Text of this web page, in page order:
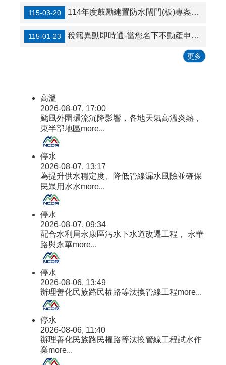
115-03-20 114年度鼓勵建置防水閘門(板)專案補助計畫公告
115-01-23 稅籍異動即時通-當您名下不動產申報土地增值稅或契稅時，第一時間通知，讓您掌握不動產移轉資訊！
更多
高溫
2026-08-07, 17:00
颱風外圍環流沉降影響，各地天氣高溫炎熱，
東半部地區more...
停水
2026-08-07, 13:17
為提升供水穩定度、降低管線漏水風險並確保
民眾用水水more...
停水
2026-08-07, 09:34
配合水利局永康區污水下水道改遷工程， 永華
路與永華more...
停水
2026-08-06, 13:49
辦理善化民族路民權路等汰換管線工程more...
停水
2026-08-06, 11:40
辦理善化民族路民權路等汰換管線工程試水作
業more...